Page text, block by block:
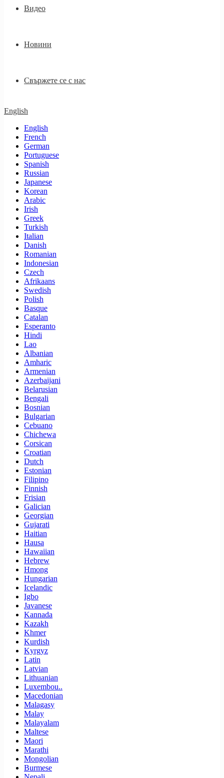
Видео
Новини
Свържете се с нас
English
English
French
German
Portuguese
Spanish
Russian
Japanese
Korean
Arabic
Irish
Greek
Turkish
Italian
Danish
Romanian
Indonesian
Czech
Afrikaans
Swedish
Polish
Basque
Catalan
Esperanto
Hindi
Lao
Albanian
Amharic
Armenian
Azerbaijani
Belarusian
Bengali
Bosnian
Bulgarian
Cebuano
Chichewa
Corsican
Croatian
Dutch
Estonian
Filipino
Finnish
Frisian
Galician
Georgian
Gujarati
Haitian
Hausa
Hawaiian
Hebrew
Hmong
Hungarian
Icelandic
Igbo
Javanese
Kannada
Kazakh
Khmer
Kurdish
Kyrgyz
Latin
Latvian
Lithuanian
Luxembou..
Macedonian
Malagasy
Malay
Malayalam
Maltese
Maori
Marathi
Mongolian
Burmese